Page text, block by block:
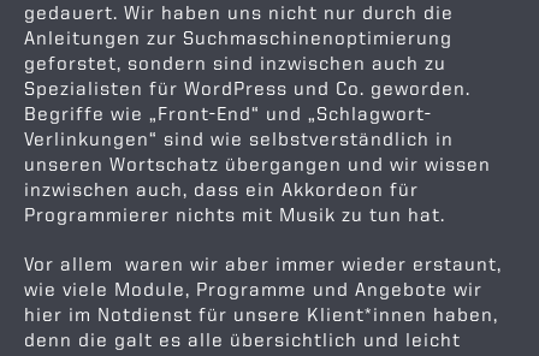
gedauert. Wir haben uns nicht nur durch die
Anleitungen zur Suchmaschinenoptimierung
geforstet, sondern sind inzwischen auch zu
Spezialisten für WordPress und Co. geworden.
Begriffe wie „Front-End“ und „Schlagwort-
Verlinkungen“ sind wie selbstverständlich in
unseren Wortschatz übergangen und wir wissen
inzwischen auch, dass ein Akkordeon für
Programmierer nichts mit Musik zu tun hat.
Vor allem waren wir aber immer wieder erstaunt,
wie viele Module, Programme und Angebote wir
hier im Notdienst für unsere Klient*innen haben,
denn die galt es alle übersichtlich und leicht